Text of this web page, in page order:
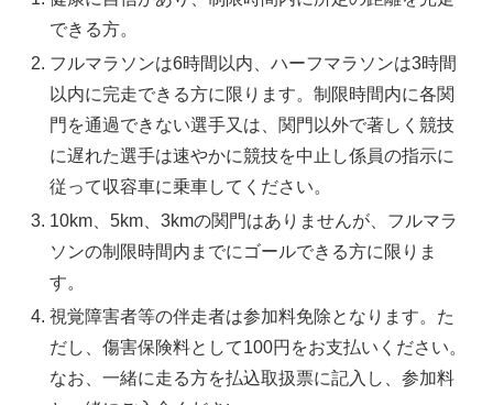
できる方。
フルマラソンは6時間以内、ハーフマラソンは3時間
以内に完走できる方に限ります。制限時間内に各関
門を通過できない選手又は、関門以外で著しく競技
に遅れた選手は速やかに競技を中止し係員の指示に
従って収容車に乗車してください。
10km、5km、3kmの関門はありませんが、フルマラ
ソンの制限時間内までにゴールできる方に限りま
す。
視覚障害者等の伴走者は参加料免除となります。た
だし、傷害保険料として100円をお支払いください。
なお、一緒に走る方を払込取扱票に記入し、参加料